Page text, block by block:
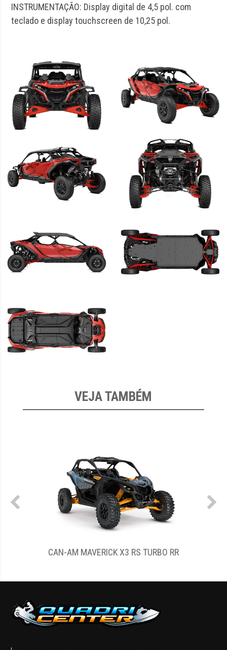
INSTRUMENTAÇÃO: Display digital de 4,5 pol. com
teclado e display touchscreen de 10,25 pol.
VEJA TAMBÉM
CAN-AM MAVERICK X3 RS TURBO RR